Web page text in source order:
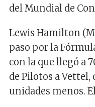
del Mundial de
Lewis Hamilton
paso por la
con la que llegó a
de Pilotos a
unidades menos.